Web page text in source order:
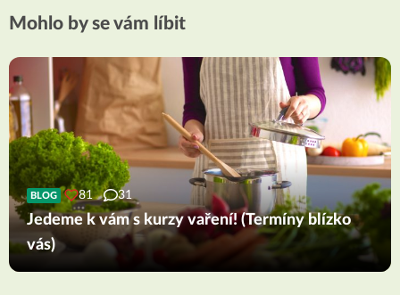
Mohlo by se vám líbit
BLOG 81 31
Jedeme k vám s kurzy vaření! (Termíny blízko
vás)